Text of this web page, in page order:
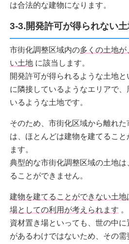
は合法的な建物になります。
3-3.開発許可が得られない
市街化調整区域内の多くの土地
い土地 に該当します。
開発許可が得られるような土地
に隣接しているようなエリアで
いるような土地です。
そのため、市街化区域から離れ
は、ほとんどは建物を建てること
ます。
典型的な市街化調整区域の土地
ることができません。
建物を建てることができない土
場としての利用が考えられます 。
資材置き場といっても、世の中
があるわけではないため、その需